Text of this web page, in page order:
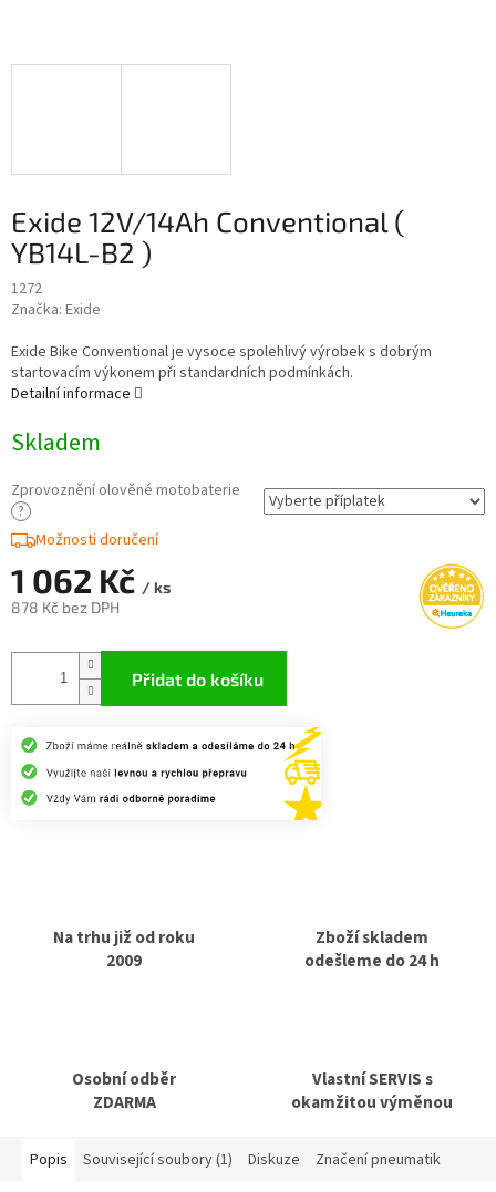
Exide 12V/14Ah Conventional (
YB14L-B2 )
1272
Značka: Exide
1 062 Kč / ks
878 Kč bez DPH
cena:
Skladem
Zprovoznění olověné motobaterie
?
Možnosti doručení
Přidat do košíku
Exide Bike Conventional je vysoce spolehlivý výrobek s dobrým
startovacím výkonem při standardních podmínkách.
Detailní informace
Na trhu již od roku
2009
Zboží skladem
odešleme do 24 h
Osobní odběr
ZDARMA
Vlastní SERVIS s
okamžitou výměnou
Popis Související soubory (1) Diskuze Značení pneumatik